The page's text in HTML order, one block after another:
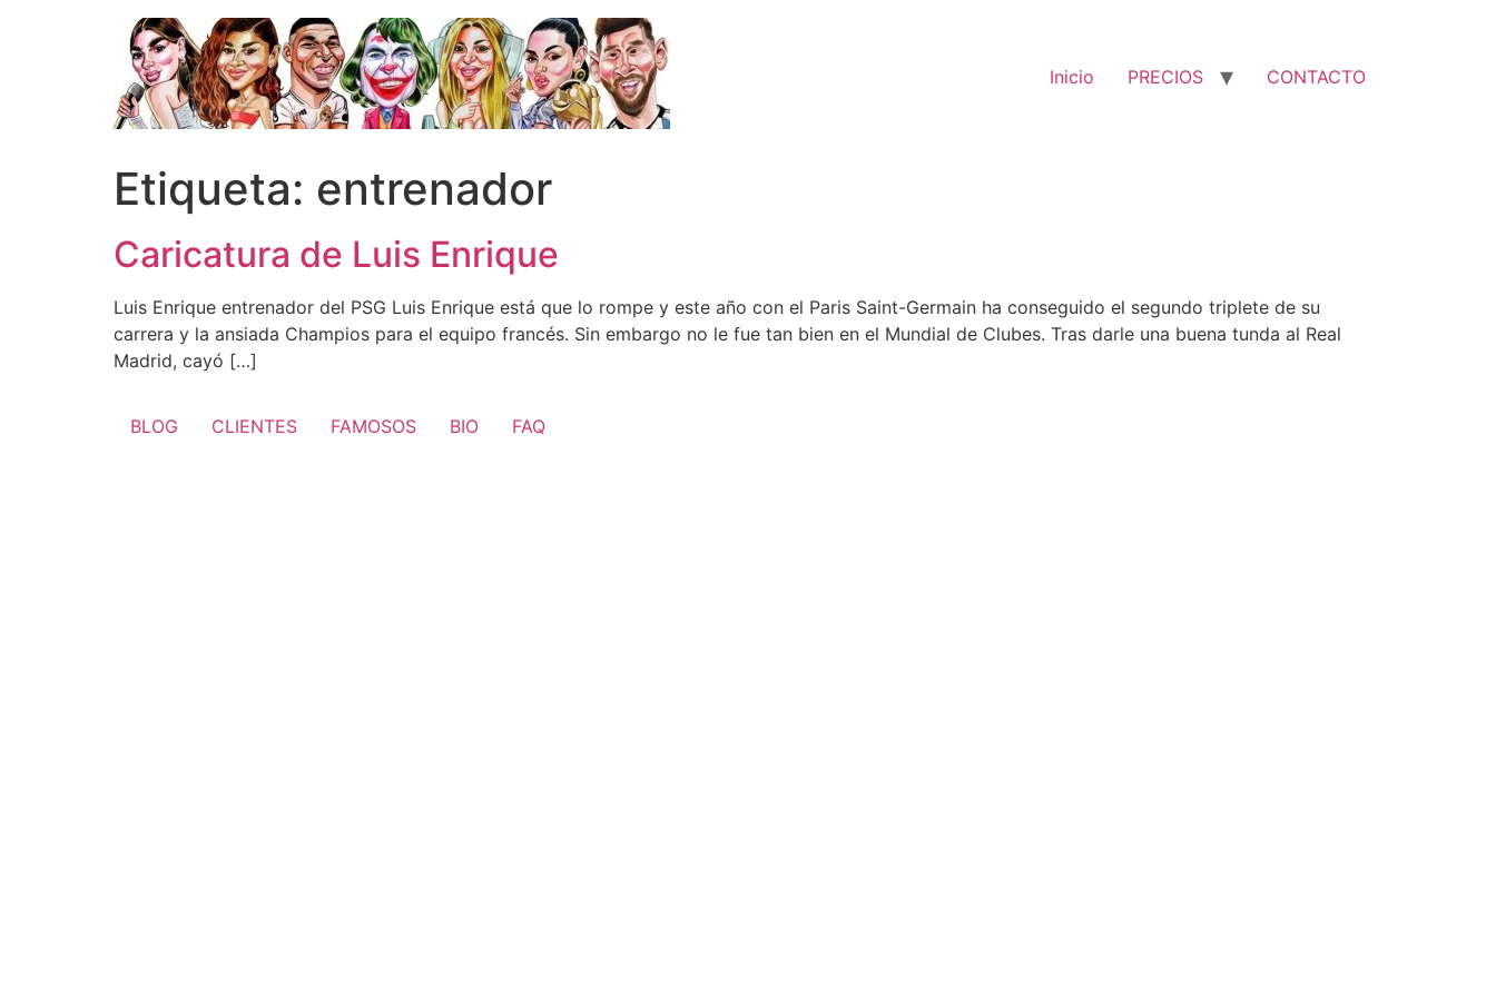
Inicio PRECIOS CONTACTO
Etiqueta: entrenador
Caricatura de Luis Enrique
Luis Enrique entrenador del PSG Luis Enrique está que lo rompe y este año con el Paris Saint-Germain ha conseguido el segundo triplete de su
carrera y la ansiada Champios para el equipo francés. Sin embargo no le fue tan bien en el Mundial de Clubes. Tras darle una buena tunda al Real
Madrid, cayó […]
BLOG CLIENTES FAMOSOS BIO FAQ